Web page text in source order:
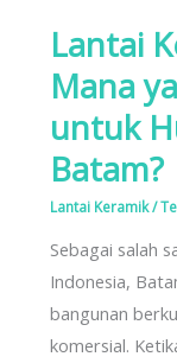
Lantai
Mana
untuk
Batam?
Lantai Keramik/
Sebagai salah
Indonesia,
bangunan
komersial.
dan
Kantor
di
Batam?